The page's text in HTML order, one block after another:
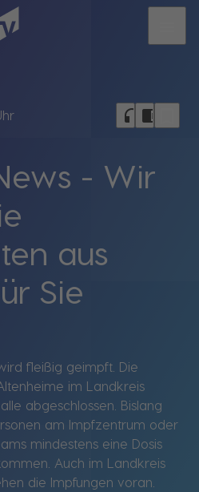
headphones chrome_reader_mode
- Wir
aus
Sie
fleißig geimpft. Die
im Landkreis
abgeschlossen. Bislang
am Impfzentrum oder
mindestens eine Dosis
Auch im Landkreis
die Impfungen voran.